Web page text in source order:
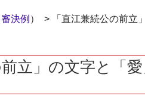
審決例 ） > 「直江兼続公の前立
立」の文字と「